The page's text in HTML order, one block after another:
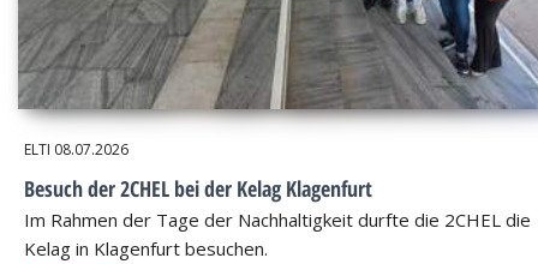
ELTI 08.07.2026
Besuch der 2CHEL bei der Kelag Klagenfurt
Im Rahmen der Tage der Nachhaltigkeit durfte die 2CHEL die
Kelag in Klagenfurt besuchen.